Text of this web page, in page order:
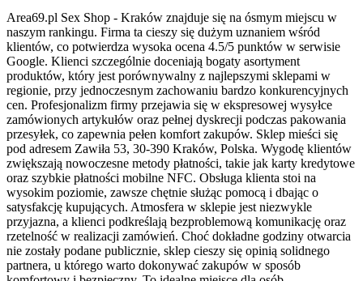
Area69.pl Sex Shop - Kraków znajduje się na ósmym miejscu w
naszym rankingu. Firma ta cieszy się dużym uznaniem wśród
klientów, co potwierdza wysoka ocena 4.5/5 punktów w serwisie
Google. Klienci szczególnie doceniają bogaty asortyment
produktów, który jest porównywalny z najlepszymi sklepami w
regionie, przy jednoczesnym zachowaniu bardzo konkurencyjnych
cen. Profesjonalizm firmy przejawia się w ekspresowej wysyłce
zamówionych artykułów oraz pełnej dyskrecji podczas pakowania
przesyłek, co zapewnia pełen komfort zakupów. Sklep mieści się
pod adresem Zawiła 53, 30-390 Kraków, Polska. Wygodę klientów
zwiększają nowoczesne metody płatności, takie jak karty kredytowe
oraz szybkie płatności mobilne NFC. Obsługa klienta stoi na
wysokim poziomie, zawsze chętnie służąc pomocą i dbając o
satysfakcję kupujących. Atmosfera w sklepie jest niezwykle
przyjazna, a klienci podkreślają bezproblemową komunikację oraz
rzetelność w realizacji zamówień. Choć dokładne godziny otwarcia
nie zostały podane publicznie, sklep cieszy się opinią solidnego
partnera, u którego warto dokonywać zakupów w sposób